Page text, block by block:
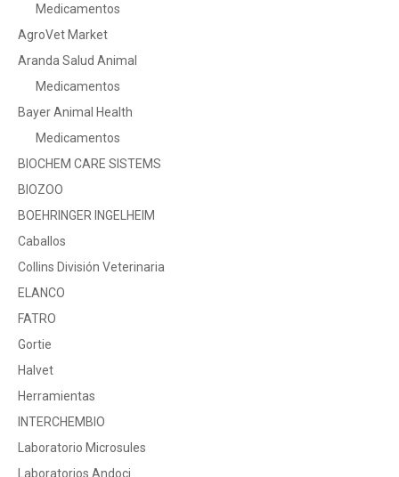
Medicamentos
AgroVet Market
Aranda Salud Animal
Medicamentos
Bayer Animal Health
Medicamentos
BIOCHEM CARE SISTEMS
BIOZOO
BOEHRINGER INGELHEIM
Caballos
Collins División Veterinaria
ELANCO
FATRO
Gortie
Halvet
Herramientas
INTERCHEMBIO
Laboratorio Microsules
Laboratorios Andoci